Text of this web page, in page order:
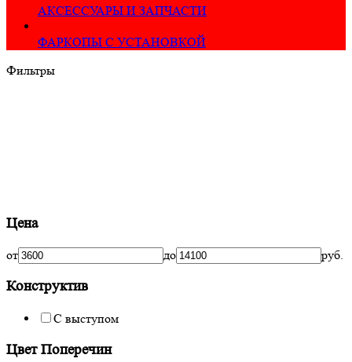
АКСЕССУАРЫ И ЗАПЧАСТИ
ФАРКОПЫ С УСТАНОВКОЙ
Фильтры
Цена
от до руб.
Конструктив
С выступом
Цвет Поперечин